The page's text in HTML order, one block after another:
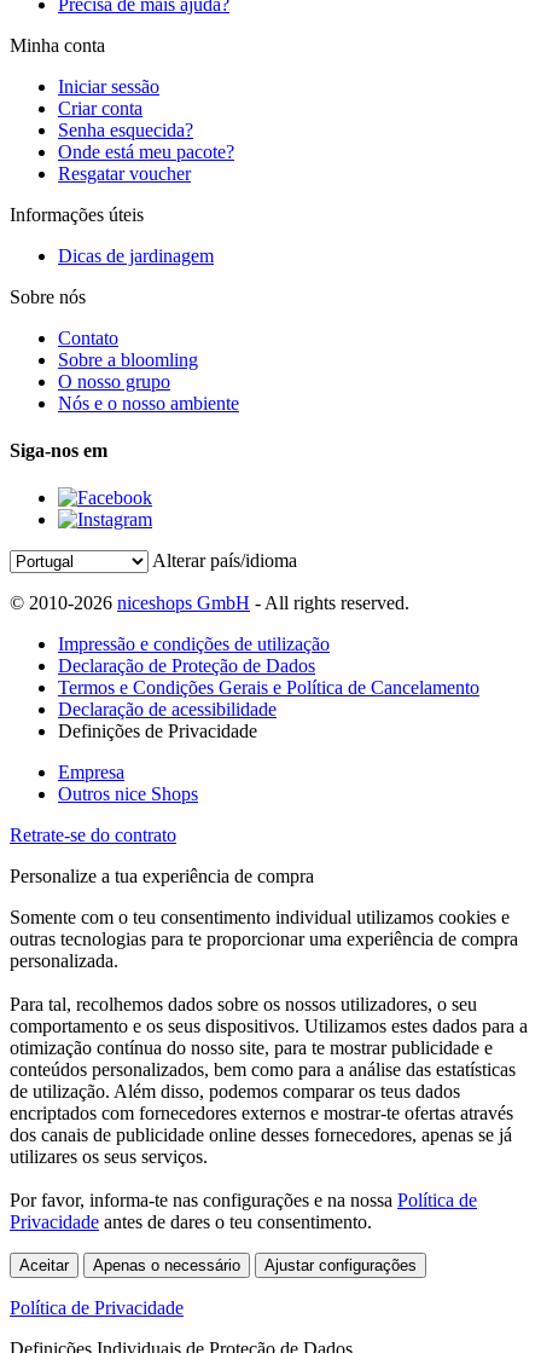
Minha conta
Iniciar sessão
Criar conta
Senha esquecida?
Onde está meu pacote?
Resgatar voucher
Informações úteis
Dicas de jardinagem
Sobre nós
Contato
Sobre a bloomling
O nosso grupo
Nós e o nosso ambiente
Siga-nos em
Alterar país/idioma
© 2010-2026 niceshops GmbH - All rights reserved.
Impressão e condições de utilização
Declaração de Proteção de Dados
Termos e Condições Gerais e Política de Cancelamento
Declaração de acessibilidade
Definições de Privacidade
Empresa
Outros nice Shops
Retrate-se do contrato
Personalize a tua experiência de compra
Somente com o teu consentimento individual utilizamos cookies e
outras tecnologias para te proporcionar uma experiência de compra
personalizada.
Para tal, recolhemos dados sobre os nossos utilizadores, o seu
comportamento e os seus dispositivos. Utilizamos estes dados para a
otimização contínua do nosso site, para te mostrar publicidade e
conteúdos personalizados, bem como para a análise das estatísticas
de utilização. Além disso, podemos comparar os teus dados
encriptados com fornecedores externos e mostrar-te ofertas através
dos canais de publicidade online desses fornecedores, apenas se já
utilizares os seus serviços.
Por favor, informa-te nas configurações e na nossa Política de
Privacidade antes de dares o teu consentimento.
Aceitar Apenas o necessário Ajustar configurações
Política de Privacidade
Definições Individuais de Proteção de Dados